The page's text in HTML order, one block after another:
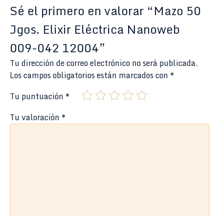
Sé el primero en valorar “Mazo 50
Jgos. Elixir Eléctrica Nanoweb
009-042 12004”
Tu dirección de correo electrónico no será publicada.
Los campos obligatorios están marcados con *
Tu puntuación *
Tu valoración *